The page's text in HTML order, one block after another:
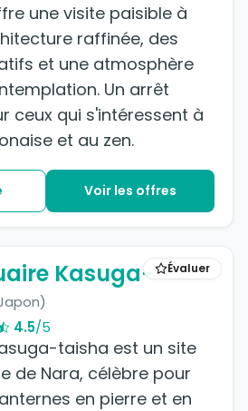
une visite paisible à
raffinée, des
et une atmosphère
Un arrêt
ceux qui s'intéressent à
et au zen.
Voir les offres
Évaluer
Kasuga-
4.5/5
taisha est un site
de Nara, célèbre pour
en pierre et en